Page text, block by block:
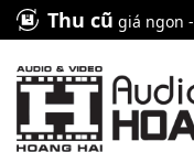
Skip
to
content
Thu cũ giá ngon -